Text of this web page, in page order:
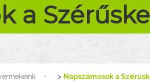
a
> Napszámosok a